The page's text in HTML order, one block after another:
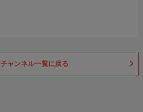
チャンネル一覧に戻る